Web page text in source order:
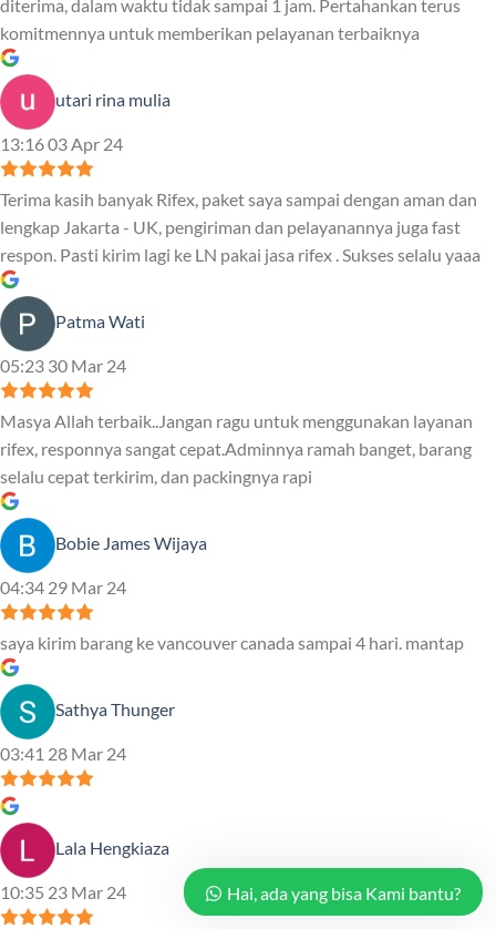
diterima, dalam waktu tidak sampai 1 jam. Pertahankan terus
komitmennya untuk memberikan pelayanan terbaiknya
utari rina mulia
13:16 03 Apr 24
Terima kasih banyak Rifex, paket saya sampai dengan aman dan
lengkap Jakarta - UK, pengiriman dan pelayanannya juga fast
respon. Pasti kirim lagi ke LN pakai jasa rifex . Sukses selalu yaaa
Patma Wati
05:23 30 Mar 24
Masya Allah terbaik..Jangan ragu untuk menggunakan layanan
rifex, responnya sangat cepat.Adminnya ramah banget, barang
selalu cepat terkirim, dan packingnya rapi
Bobie James Wijaya
04:34 29 Mar 24
saya kirim barang ke vancouver canada sampai 4 hari. mantap
Sathya Thunger
03:41 28 Mar 24
Lala Hengkiaza
10:35 23 Mar 24 Hai, ada yang bisa Kami bantu?